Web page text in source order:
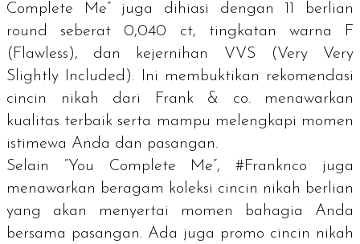
Complete Me” juga dihiasi dengan 11 berlian
round seberat 0,040 ct, tingkatan warna F
(Flawless), dan kejernihan VVS ( Very Very
Slightly Included ). Ini membuktikan rekomendasi
cincin nikah dari Frank & co. menawarkan
kualitas terbaik serta mampu melengkapi momen
istimewa Anda dan pasangan.
Selain “You Complete Me”, #Franknco juga
menawarkan beragam koleksi cincin nikah berlian
yang akan menyertai momen bahagia Anda
bersama pasangan. Ada juga promo cincin nikah